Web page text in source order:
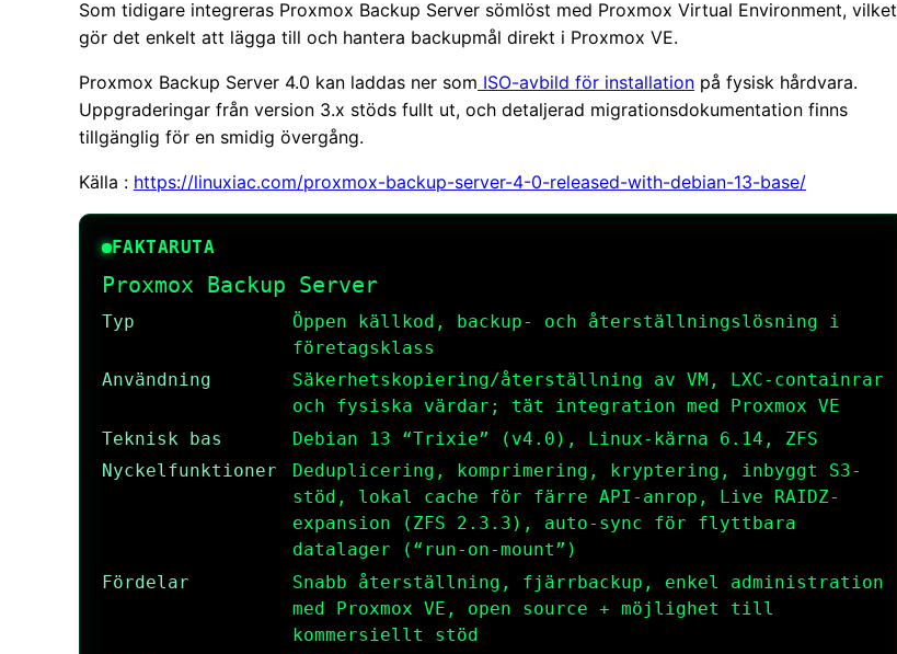
Som tidigare integreras Proxmox Backup Server sömlöst med Proxmox Virtual Environment, vilket
gör det enkelt att lägga till och hantera backupmål direkt i Proxmox VE.
Proxmox Backup Server 4.0 kan laddas ner som ISO-avbild för installation på fysisk hårdvara.
Uppgraderingar från version 3.x stöds fullt ut, och detaljerad migrationsdokumentation finns
tillgänglig för en smidig övergång.
Källa : https://linuxiac.com/proxmox-backup-server-4-0-released-with-debian-13-base/
FAKTARUTA
Proxmox Backup Server
Typ
Öppen källkod, backup- och återställningslösning i
företagsklass
Användning
Säkerhetskopiering/återställning av VM, LXC-containrar
och fysiska värdar; tät integration med Proxmox VE
Teknisk bas
Debian 13 “Trixie” (v4.0), Linux-kärna 6.14, ZFS
Nyckelfunktioner
Deduplicering, komprimering, kryptering, inbyggt S3-
stöd, lokal cache för färre API-anrop, Live RAIDZ-
expansion (ZFS 2.3.3), auto-sync för flyttbara
datalager (“run-on-mount”)
Fördelar
Snabb återställning, fjärrbackup, enkel administration
med Proxmox VE, open source + möjlighet till
kommersiellt stöd